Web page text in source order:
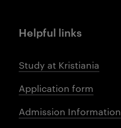
Helpful links
Study at Kristiania
Application form
Admission Information